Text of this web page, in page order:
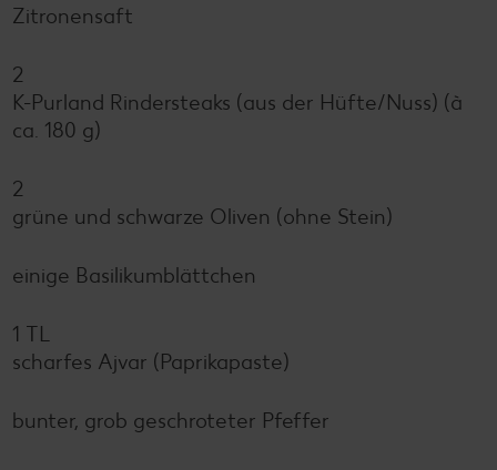
Zitronensaft
2
K-Purland Rindersteaks (aus der Hüfte/Nuss) (à
ca. 180 g)
2
grüne und schwarze Oliven (ohne Stein)
einige Basilikumblättchen
1 TL
scharfes Ajvar (Paprikapaste)
bunter, grob geschroteter Pfeffer